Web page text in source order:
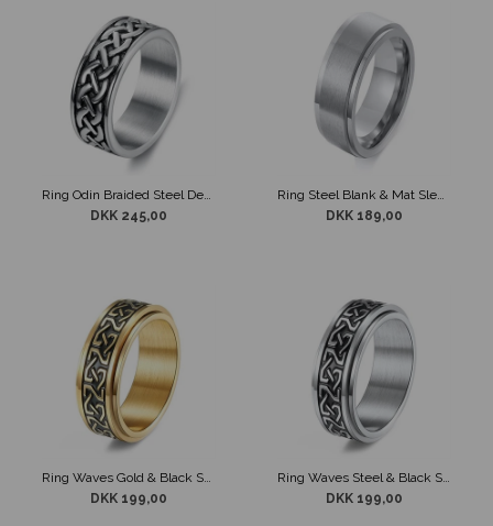
Ring Odin Braided Steel Design
DKK 245,00
Ring Steel Blank & Mat Slebet Spin Design
DKK 189,00
Ring Waves Gold & Black Spin Design
DKK 199,00
Ring Waves Steel & Black Spin Design
DKK 199,00